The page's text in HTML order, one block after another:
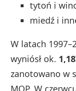
tytoń i
miedź i
W latach
wyniósł ok.
zanotowano w